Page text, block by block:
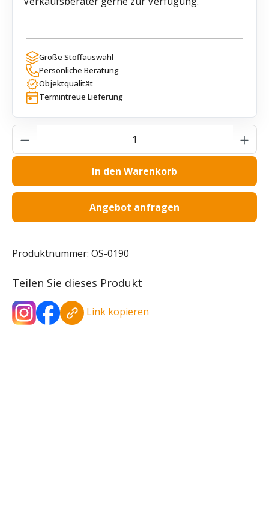
Große Stoffauswahl
Persönliche Beratung
Objektqualität
Termintreue Lieferung
Produkt Anzahl: Gib den gewünschten
In den Warenkorb
Angebot anfragen
Produktnummer: OS-0190
Teilen Sie dieses Produkt
Link kopieren